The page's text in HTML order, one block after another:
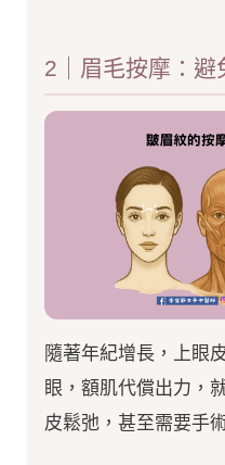
2｜眉毛按摩：避
隨著年紀增長，上眼
眼，額肌代償出力，
皮鬆弛，甚至需要手